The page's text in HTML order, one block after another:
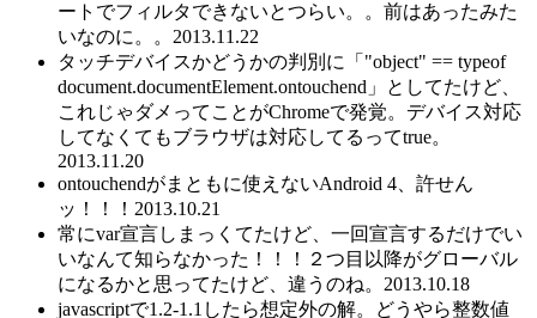
ートでフィルタできないとつらい。。前はあったみた
いなのに。。 2013.11.22
タッチデバイスかどうかの判別に「"object" == typeof
document.documentElement.ontouchend」としてたけど、
これじゃダメってことがChromeで発覚。デバイス対応
してなくてもブラウザは対応してるってtrue。
2013.11.20
ontouchendがまともに使えないAndroid 4、許せん
ッ！！！ 2013.10.21
常にvar宣言しまっくてたけど、一回宣言するだけでい
いなんて知らなかった！！！２つ目以降がグローバル
になるかと思ってたけど、違うのね。 2013.10.18
javascriptで1.2-1.1したら想定外の解。どうやら整数値